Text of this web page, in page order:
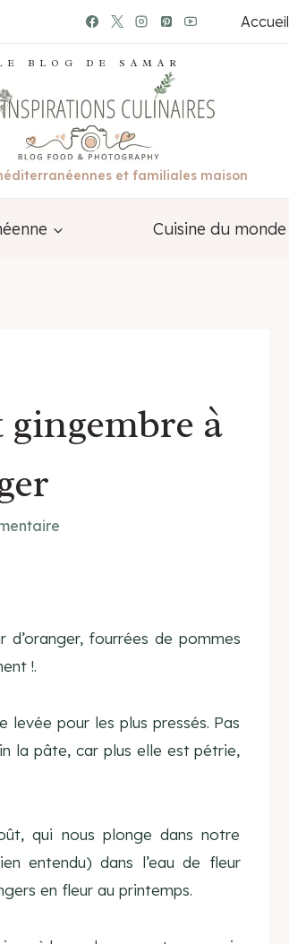
Accueil
BLOG DE SAMAR
et familiales maison
Cuisine du monde
à
fourrées de pommes
!.
pour les plus pressés. Pas
la pâte, car plus elle est pétrie,
qui nous plonge dans notre
entendu) dans l’eau de fleur
en fleur au printemps.